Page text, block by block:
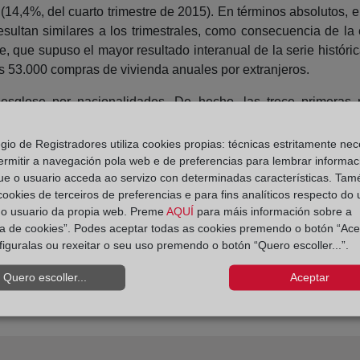
del cuarto trimestre de 2015). En términos absolutos,
similares a los trimestrales, como consecuencia de
que supuso el mayor resultado interanual de la serie
53.000 compras de vivienda anuales por extranjeros.
por nacionalidades. De hecho, las trece
Los británicos mantienen su tradicional primera
trimestre consecutivo. De forma paralela, los franceses
con un 6,2% e italianos con un 5,4%. Estas seis primeras
de Registradores utiliza cookies propias: técnicas estritamente
a navegación pola web e de preferencias para lembrar
o usuario acceda ao servizo con determinadas características.
de terceiros de preferencias e para fins analíticos respecto do
usuario da propia web. Preme AQUÍ para máis información sobre a
de cookies”. Podes aceptar todas as cookies premendo o botón
ou rexeitar o seu uso premendo o botón “Quero escoller...”.
Quero escoller... Aceptar